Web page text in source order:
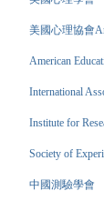
美國心理協會
American
International
Institute for
Society of
中國測驗學會